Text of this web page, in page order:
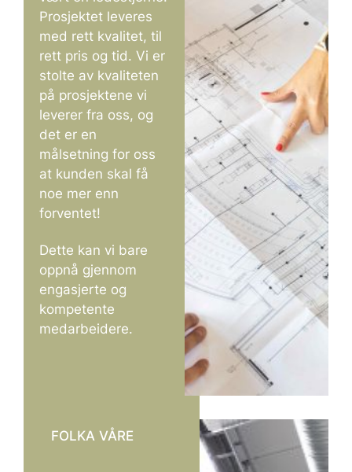
Prosjektet leveres
med rett kvalitet, til
rett pris og tid. Vi er
stolte av kvaliteten
på prosjektene vi
leverer fra oss, og
det er en
målsetning for oss
at kunden skal få
noe mer enn
forventet!
Dette kan vi bare
oppnå gjennom
engasjerte og
kompetente
medarbeidere.
FOLKA VÅRE